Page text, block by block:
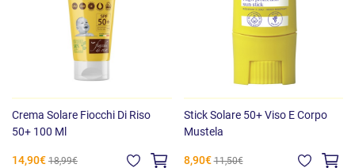
Crema Solare Fiocchi Di Riso
50+ 100 Ml
14,90€ 18,99€
Stick Solare 50+ Viso E Corpo
Mustela
8,90€ 11,50€